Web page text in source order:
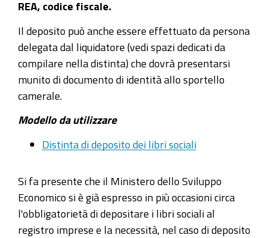
REA, codice fiscale.
Il deposito può anche essere effettuato da persona
delegata dal liquidatore (vedi spazi dedicati da
compilare nella distinta) che dovrà presentarsi
munito di documento di identità allo sportello
camerale.
Modello da utilizzare
Distinta di deposito dei libri sociali
Si fa presente che il Ministero dello Sviluppo
Economico si è già espresso in più occasioni circa
l'obbligatorietà di depositare i libri sociali al
registro imprese e la necessità, nel caso di deposito